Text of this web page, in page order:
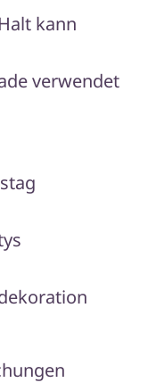
kann
verwendet